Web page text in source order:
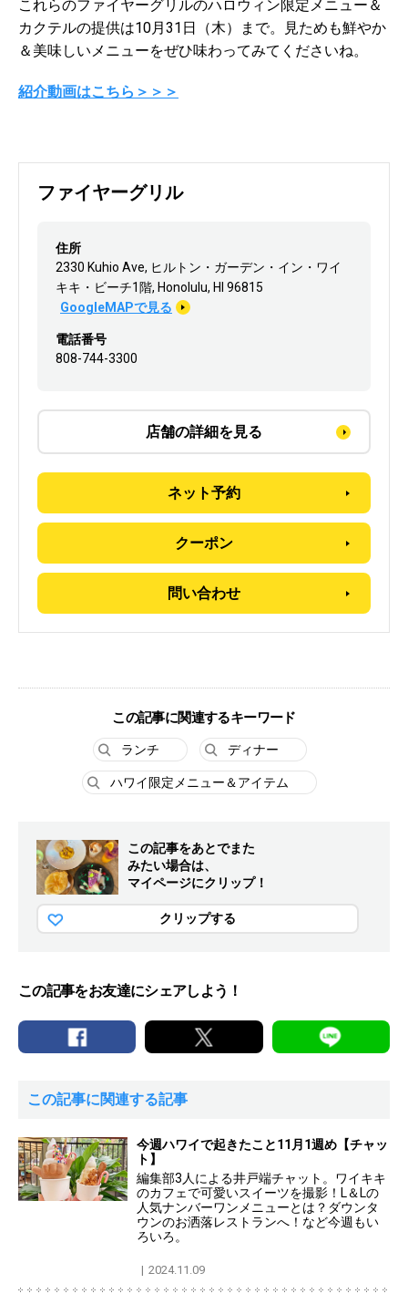
これらのファイヤーグリルのハロウィン限定メニュー＆
カクテルの提供は10月31日（木）まで。見ためも鮮やか
＆美味しいメニューをぜひ味わってみてくださいね。
紹介動画はこちら＞＞＞
ファイヤーグリル
住所
2330 Kuhio Ave, ヒルトン・ガーデン・イン・ワイ
キキ・ビーチ1階, Honolulu, HI 96815
GoogleMAPで見る
電話番号
808-744-3300
店舗の詳細を見る
ネット予約
クーポン
問い合わせ
この記事に関連するキーワード
ランチ ディナー
ハワイ限定メニュー＆アイテム
この記事をあとでまた
みたい場合は、
マイページにクリップ！
クリップする
この記事をお友達にシェアしよう！
この記事に関連する記事
今週ハワイで起きたこと11月1週め【チャッ
ト】
編集部3人による井戸端チャット。ワイキキ
のカフェで可愛いスイーツを撮影！L＆Lの
人気ナンバーワンメニューとは？ダウンタ
ウンのお洒落レストランへ！など今週もい
ろいろ。
2024.11.09